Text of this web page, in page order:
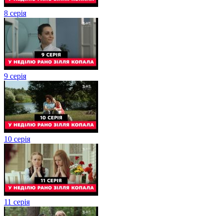
8 серія
9 серія
10 серія
11 серія